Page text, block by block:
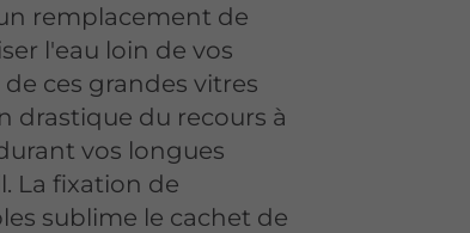
remplacement de
l'eau loin de vos
ces grandes vitres
drastique du recours à
vos longues
La fixation de
sublime le cachet de